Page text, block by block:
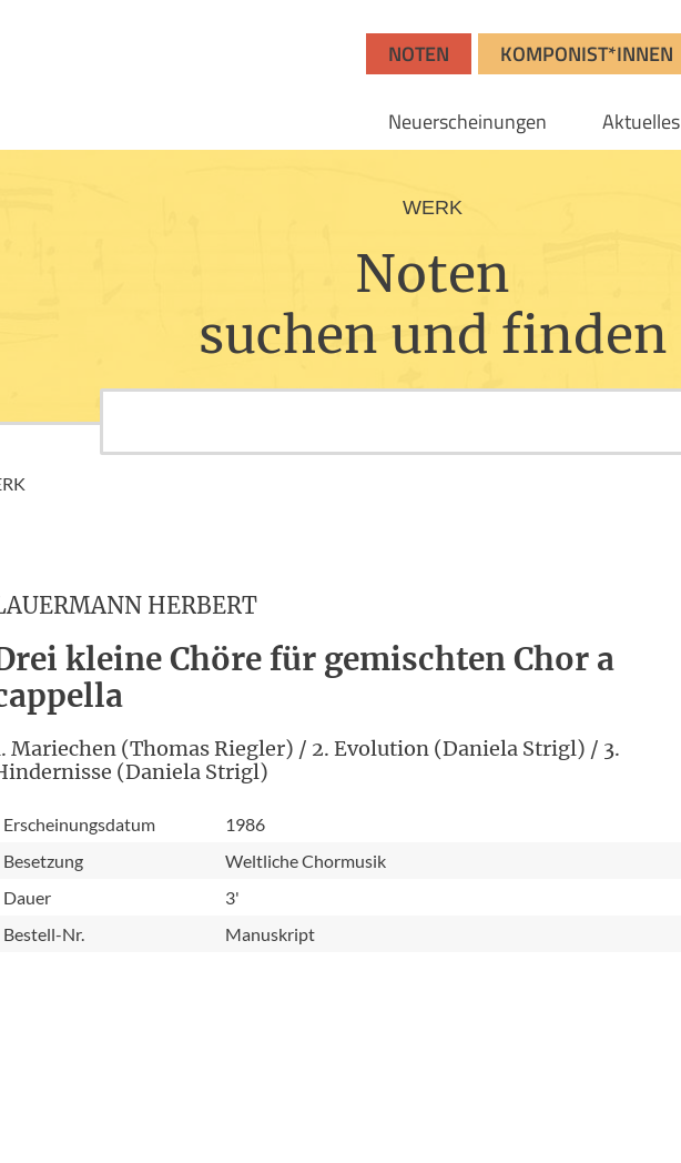
NOTEN KOMPONIST*INNEN
Neuerscheinungen Aktuelles
WERK
Noten
suchen und finden
HERBERT
kleine Chöre für gemischten Chor a
Mariechen (Thomas Riegler) / 2. Evolution (Daniela Strigl) / 3.
(Daniela Strigl)
Erscheinungsdatum
1986
Besetzung
Weltliche Chormusik
Dauer
3'
Bestell-Nr.
Manuskript